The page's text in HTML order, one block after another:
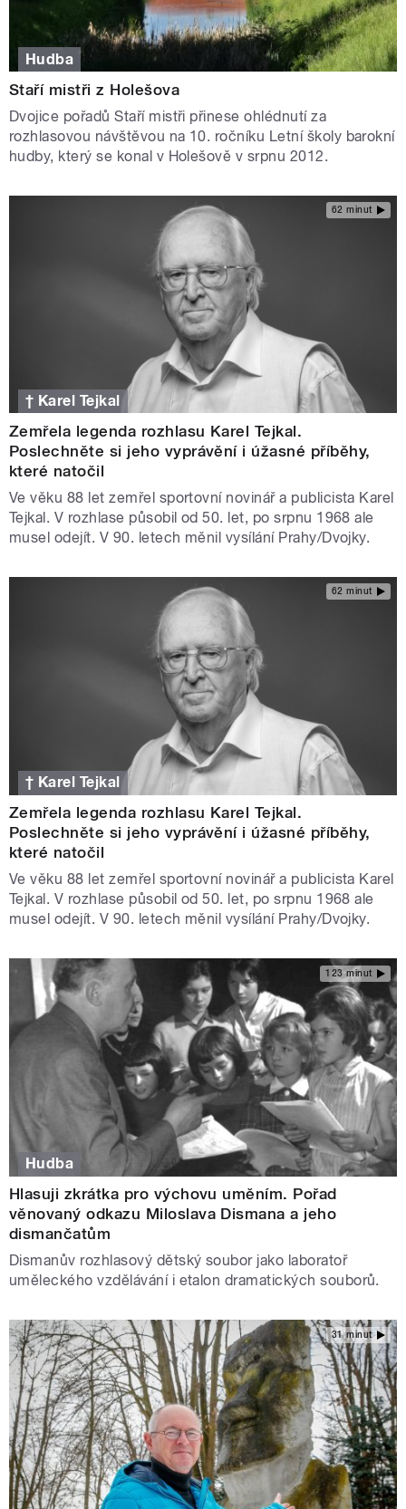
Hudba
Staří mistři z Holešova
Dvojice pořadů Staří mistři přinese ohlédnutí za
rozhlasovou návštěvou na 10. ročníku Letní školy barokní
hudby, který se konal v Holešově v srpnu 2012.
62 minut
† Karel Tejkal
Zemřela legenda rozhlasu Karel Tejkal.
Poslechněte si jeho vyprávění i úžasné příběhy,
které natočil
Ve věku 88 let zemřel sportovní novinář a publicista Karel
Tejkal. V rozhlase působil od 50. let, po srpnu 1968 ale
musel odejít. V 90. letech měnil vysílání Prahy/Dvojky.
62 minut
† Karel Tejkal
Zemřela legenda rozhlasu Karel Tejkal.
Poslechněte si jeho vyprávění i úžasné příběhy,
které natočil
Ve věku 88 let zemřel sportovní novinář a publicista Karel
Tejkal. V rozhlase působil od 50. let, po srpnu 1968 ale
musel odejít. V 90. letech měnil vysílání Prahy/Dvojky.
123 minut
Hudba
Hlasuji zkrátka pro výchovu uměním. Pořad
věnovaný odkazu Miloslava Dismana a jeho
dismančatům
Dismanův rozhlasový dětský soubor jako laboratoř
uměleckého vzdělávání i etalon dramatických souborů.
31 minut